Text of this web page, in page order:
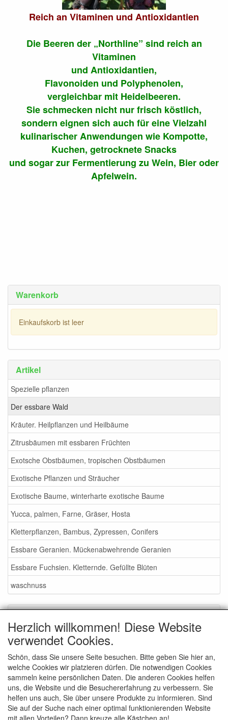
Warenkorb
Einkaufskorb ist leer
Artikel
Spezielle pflanzen
Der essbare Wald
Kräuter. Heilpflanzen und Heilbäume
Zitrusbäumen mit essbaren Früchten
Exotsche Obstbäumen, tropischen Obstbäumen
Exotische Pflanzen und Sträucher
Exotische Baume, winterharte exotische Baume
Yucca, palmen, Farne, Gräser, Hosta
Kletterpflanzen, Bambus, Zypressen, Conifers
Essbare Geranien. Mückenabwehrende Geranien
Essbare Fuchsien. Kletternde. Gefüllte Blüten
waschnuss
Gartenmessen 2026
AGB
Wie bestellen - info
contact
Reich an Vitaminen und Antioxidantien
Die Beeren der „Northline” sind reich an
Vitaminen
und Antioxidantien,
Flavonoiden und Polyphenolen,
vergleichbar mit Heidelbeeren.
Sie schmecken nicht nur frisch köstlich,
sondern eignen sich auch für eine Vielzahl
kulinarischer Anwendungen wie Kompotte,
Kuchen, getrocknete Snacks
und sogar zur Fermentierung zu Wein, Bier oder
Apfelwein.
Herzlich willkommen! Diese Website
verwendet Cookies.
Schön, dass Sie unsere Seite besuchen. Bitte geben Sie hier an,
welche Cookies wir platzieren dürfen. Die notwendigen Cookies
sammeln keine persönlichen Daten. Die anderen Cookies helfen
uns, die Website und die Besuchererfahrung zu verbessern. Sie
helfen uns auch, Sie über unsere Produkte zu informieren. Sind
Sie auf der Suche nach einer optimal funktionierenden Website
mit allen Vorteilen? Dann kreuze alle Kästchen an!